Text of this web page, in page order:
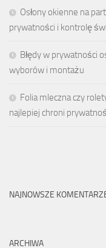
Osłony okienne na
prywatności i kontrolę
Błędy w prywatności
wyborów i montażu
Folia mleczna czy
najlepiej chroni
NAJNOWSZE
ARCHIWA